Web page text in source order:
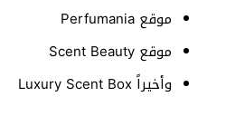
موقع Perfumania
موقع Scent Beauty
وأخيراً Luxury Scent Box